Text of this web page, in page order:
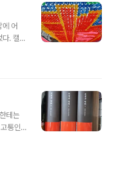
어
. 캘린
겠다
않
기대
알록
테는
통인
학한